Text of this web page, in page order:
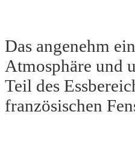
Das angenehm
Atmosphäre und
Teil des
französischen